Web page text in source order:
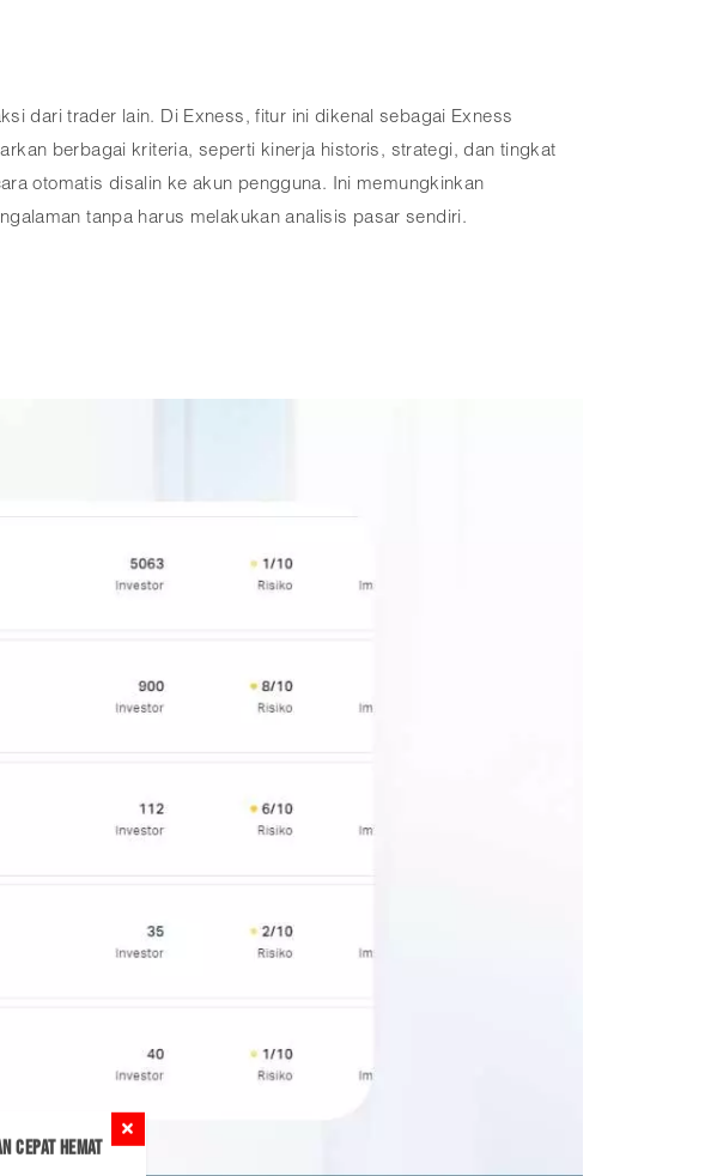
Cepat Hemat
dari trader lain. Di Exness, fitur ini dikenal sebagai Exness
berbagai kriteria, seperti kinerja historis, strategi, dan tingkat
otomatis disalin ke akun pengguna. Ini memungkinkan
tanpa harus melakukan analisis pasar sendiri.